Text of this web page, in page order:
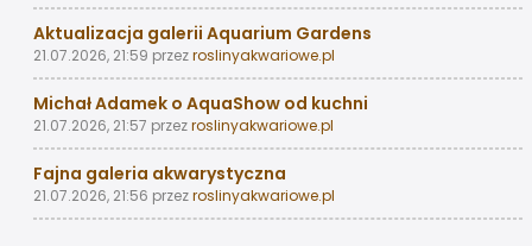
Aktualizacja galerii Aquarium Gardens
21.07.2026, 21:59 przezroslinyakwariowe.pl
Michał Adamek o AquaShow od kuchni
21.07.2026, 21:57 przezroslinyakwariowe.pl
Fajna galeria akwarystyczna
21.07.2026, 21:56 przezroslinyakwariowe.pl